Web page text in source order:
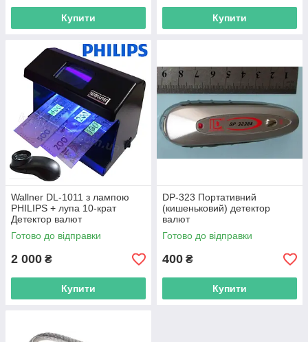
Купити Купити
Wallner DL-1011 з лампою
PHILIPS + лупа 10-крат
Детектор валют
Готово до відправки
2 000 ₴
Купити
DP-323 Портативний
(кишеньковий) детектор
валют
Готово до відправки
400 ₴
Купити